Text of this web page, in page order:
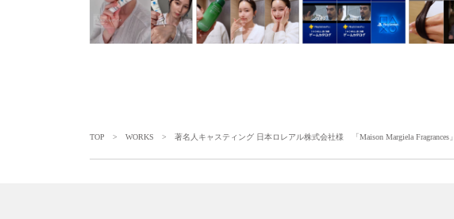
TOP > WORKS > 著名人キャスティング 日本ロレアル株式会社様 「Maison Margiela Fragrances」